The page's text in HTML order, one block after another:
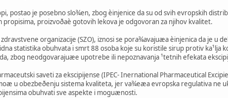
postao je posebno slo¾en, zbog èinjenice da su od svih evropskih
proizvoðaè gotovih lekova je odgovoran za njihov kvalitet.
zdravstvene organizacije (SZO), iznosi se pora¾avajuæa èinjenica da je u
statistika obuhvata i smrt 88 osoba koje su koristile sirup protiv ka¹lja
zbog neodgovarajuæe upotrebe ili nepoznavanja ¹tetnih efekata
saveti za ekscipijense (IPEC- Inernational Pharmaceutical
u obezbeðenju sistema kvaliteta, jer va¾eæa evropska regulativa ne
obuhvati sve aspekte i moguænosti.